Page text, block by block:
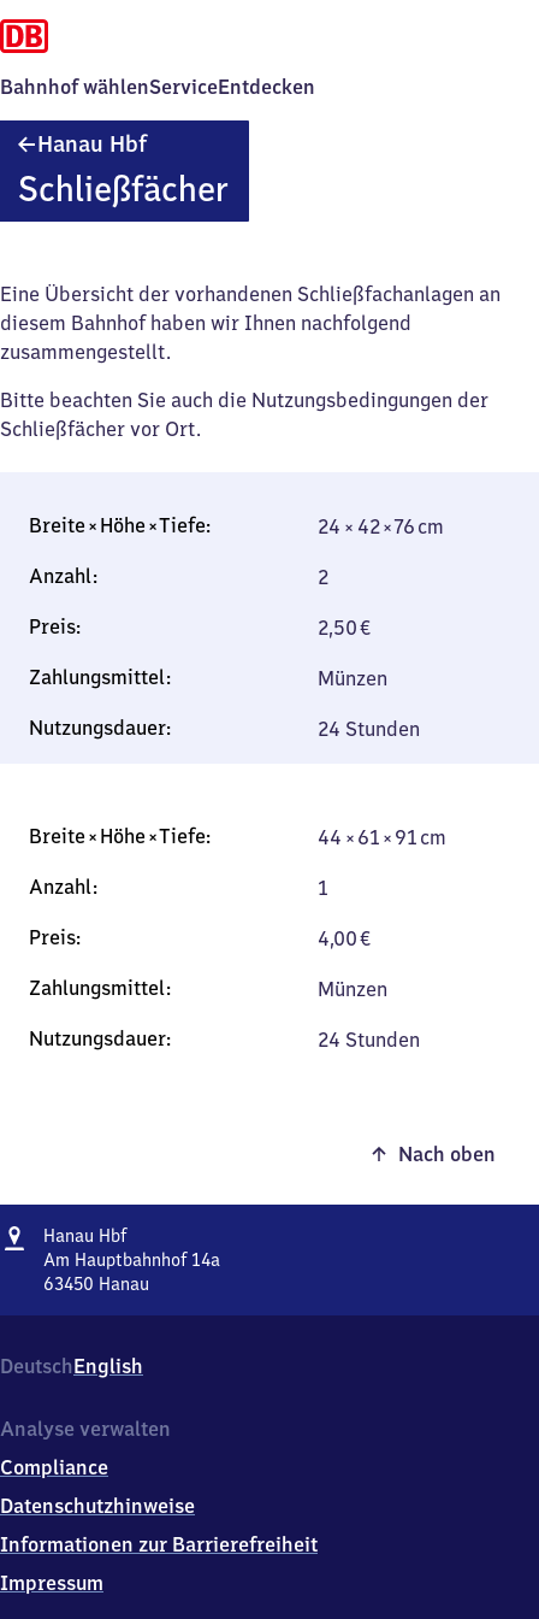
Bahnhof wählenServiceEntdecken
Hanau HbfHanau
Schließfächer
Eine Übersicht der vorhandenen Schließfachanlagen an
diesem Bahnhof haben wir Ihnen nachfolgend
zusammengestellt.
Bitte beachten Sie auch die Nutzungsbedingungen der
Schließfächer vor Ort.
24 × 42 × 76 cm
2
2,50€
Münzen
24 Stunden
44 × 61 × 91 cm
1
4,00€
Münzen
24 Stunden
Nach oben
Adresse
Hanau HbfHanau
Hauptbahnhof
Am Hauptbahnhof 14a
63450 Hanau
Am
Hauptbahnhof
6
4
5
Hanau
DeutschEnglish
Analyse verwalten
Compliance
Datenschutzhinweise
Informationen zur Barrierefreiheit
Impressum